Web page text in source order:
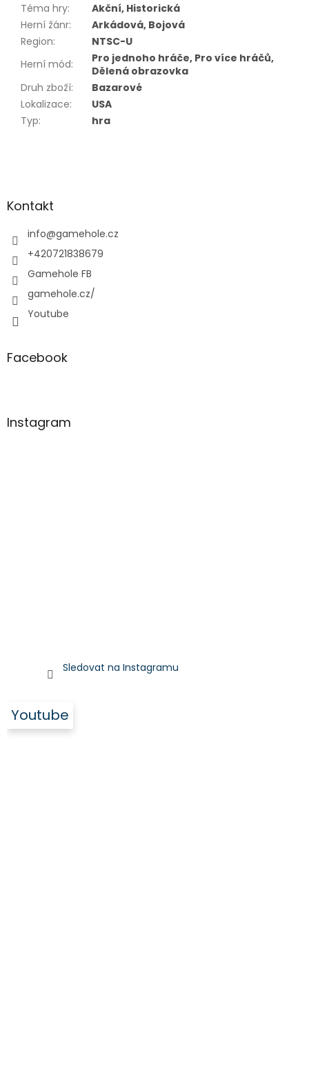
Téma hry:
Akční, Historická
Herní žánr:
Arkádová, Bojová
Region:
NTSC-U
Herní mód:
Pro jednoho hráče, Pro více hráčů,
Dělená obrazovka
Druh zboží:
Bazarové
Lokalizace:
USA
Typ: hra
aKontakt
info@gamehole.cz
+420721838679
Gamehole FB
gamehole.cz/
Youtube
Facebook
Instagram
Sledovat na Instagramu
Youtube